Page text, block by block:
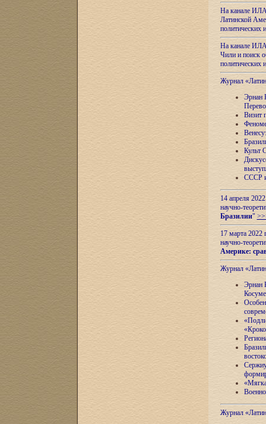
На канале
Латинской
На канале
Чили и поиск
Журнал
Эрнан
Визит
Культ
СССР и
14 апреля
научно-
Бразилии"
17 марта 2022
научно-
Америке:
Журнал
Эрнан
Журнал